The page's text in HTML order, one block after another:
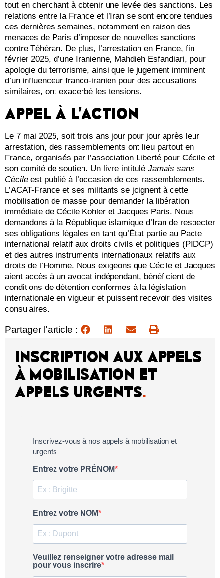
tout en cherchant à obtenir une levée des sanctions. Les
relations entre la France et l’Iran se sont encore tendues
ces dernières semaines, notamment en raison des
menaces de Paris d’imposer de nouvelles sanctions
contre Téhéran. De plus, l’arrestation en France, fin
février 2025, d’une Iranienne, Mahdieh Esfandiari, pour
apologie du terrorisme, ainsi que le jugement imminent
d’un influenceur franco-iranien pour des accusations
similaires, ont exacerbé les tensions.
APPEL À L’ACTION
Le 7 mai 2025, soit trois ans jour pour jour après leur
arrestation, des rassemblements ont lieu partout en
France, organisés par l’association Liberté pour Cécile et
son comité de soutien. Un livre intitulé Jamais sans
Cécile est publié à l’occasion de ces rassemblements.
L’ACAT-France et ses militants se joignent à cette
mobilisation de masse pour demander la libération
immédiate de Cécile Kohler et Jacques Paris. Nous
demandons à la République islamique d’Iran de respecter
ses obligations légales en tant qu’État partie au Pacte
international relatif aux droits civils et politiques (PIDCP)
et des autres instruments internationaux relatifs aux
droits de l’Homme. Nous exigeons que Cécile et Jacques
aient accès à un avocat indépendant, bénéficient de
conditions de détention conformes à la législation
internationale en vigueur et puissent recevoir des visites
consulaires.
Partager l'article :
INSCRIPTION AUX APPELS
À MOBILISATION ET
APPELS URGENTS.
Inscrivez-vous à nos appels à mobilisation et
urgents
Entrez votre PRÉNOM
Entrez votre NOM
Veuillez renseigner votre adresse mail
pour vous inscrire